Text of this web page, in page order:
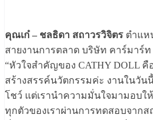
คุณเก๋ – ชลธิดา สถาวรวิจิตร ตำแห
สายงานการตลาด บริษัท คาร์มาร์ท
“หัวใจสำคัญของ CATHY DOLL
สร้างสรรค์นวัตกรรมค่ะ งานในวัน
โชว์ แต่เรานำความมั่นใจมามอบ
ทุกตัวของเราผ่านการทดสอบจากส